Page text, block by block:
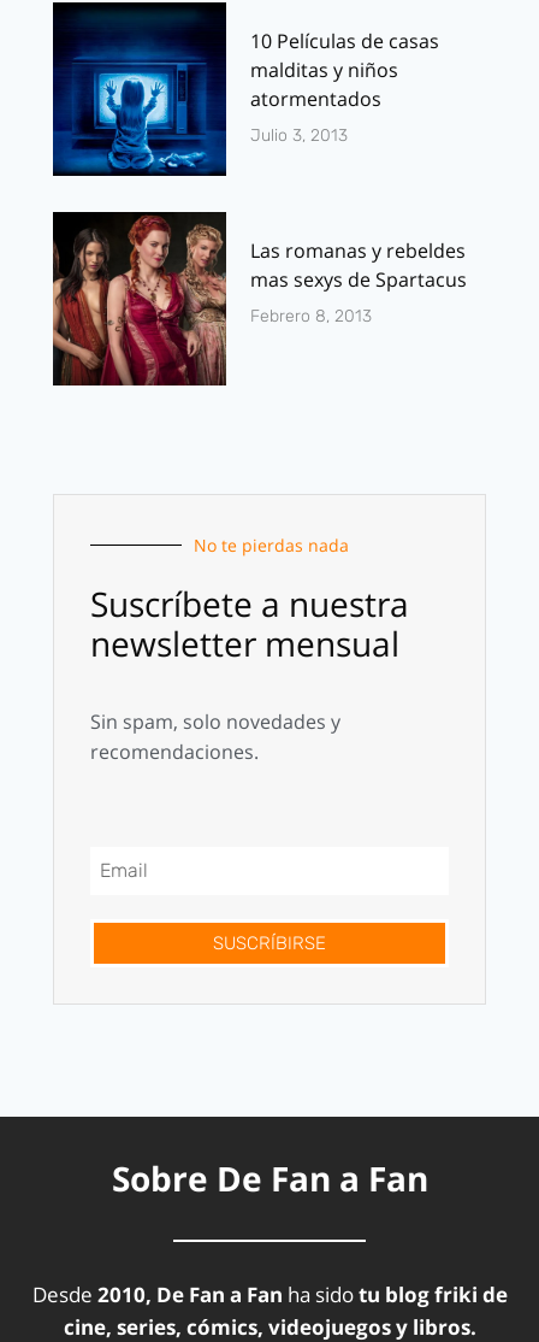
10 Películas de casas
malditas y niños
atormentados
Julio 3, 2013
Las romanas y rebeldes
mas sexys de Spartacus
Febrero 8, 2013
No te pierdas nada
Suscríbete a nuestra
newsletter mensual
Sin spam, solo novedades y
recomendaciones.
SUSCRÍBIRSE
Sobre De Fan a Fan
Desde 2010, De Fan a Fan ha sidotu blog friki de
cine, series, cómics, videojuegos y libros.